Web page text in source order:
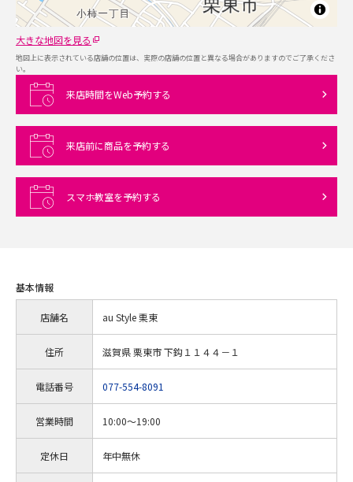
大きな地図を見る
地図上に表示されている店舗の位置は、実際の店舗の位置と異なる場合がありますのでご了承くださ
い。
来店時間をWeb予約する
来店前に商品を予約する
スマホ教室を予約する
基本情報
店舗名 au Style 栗東
住所 滋賀県 栗東市 下鈎１１４４－１
電話番号 077-554-8091
営業時間 10:00～19:00
定休日 年中無休